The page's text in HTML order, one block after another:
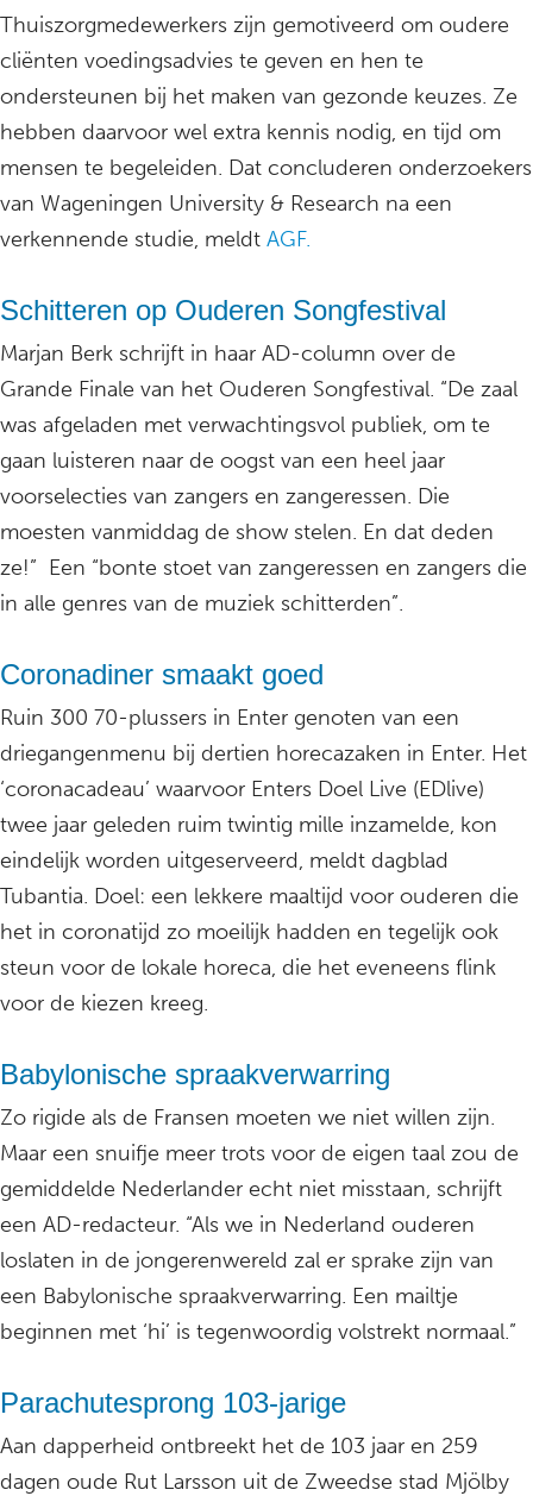
Thuiszorgmedewerkers zijn gemotiveerd om oudere
cliënten voedingsadvies te geven en hen te
ondersteunen bij het maken van gezonde keuzes. Ze
hebben daarvoor wel extra kennis nodig, en tijd om
mensen te begeleiden. Dat concluderen onderzoekers
van Wageningen University & Research na een
verkennende studie, meldt AGF.
Schitteren op Ouderen Songfestival
Marjan Berk schrijft in haar AD-column over de
Grande Finale van het Ouderen Songfestival. “De zaal
was afgeladen met verwachtingsvol publiek, om te
gaan luisteren naar de oogst van een heel jaar
voorselecties van zangers en zangeressen. Die
moesten vanmiddag de show stelen. En dat deden
ze!” Een “bonte stoet van zangeressen en zangers die
in alle genres van de muziek schitterden”.
Coronadiner smaakt goed
Ruin 300 70-plussers in Enter genoten van een
driegangenmenu bij dertien horecazaken in Enter. Het
‘coronacadeau’ waarvoor Enters Doel Live (EDlive)
twee jaar geleden ruim twintig mille inzamelde, kon
eindelijk worden uitgeserveerd, meldt dagblad
Tubantia. Doel: een lekkere maaltijd voor ouderen die
het in coronatijd zo moeilijk hadden en tegelijk ook
steun voor de lokale horeca, die het eveneens flink
voor de kiezen kreeg.
Babylonische spraakverwarring
Zo rigide als de Fransen moeten we niet willen zijn.
Maar een snuifje meer trots voor de eigen taal zou de
gemiddelde Nederlander echt niet misstaan, schrijft
een AD-redacteur. “Als we in Nederland ouderen
loslaten in de jongerenwereld zal er sprake zijn van
een Babylonische spraakverwarring. Een mailtje
beginnen met ‘hi’ is tegenwoordig volstrekt normaal.”
Parachutesprong 103-jarige
Aan dapperheid ontbreekt het de 103 jaar en 259
dagen oude Rut Larsson uit de Zweedse stad Mjölby